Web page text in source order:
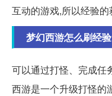
互动的游戏,所以经验的
梦幻西游怎么刷经
可以通过打怪、完成任
西游是一个升级打怪的